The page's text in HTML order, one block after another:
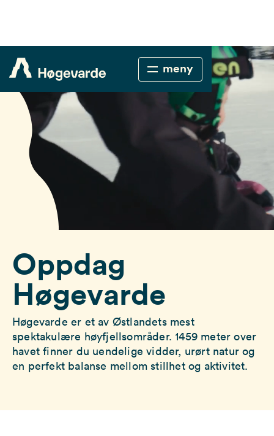
meny
Oppdag
Høgevarde
Høgevarde er et av Østlandets mest
spektakulære høyfjellsområder. 1459 meter over
havet finner du uendelige vidder, urørt natur og
en perfekt balanse mellom stillhet og aktivitet.